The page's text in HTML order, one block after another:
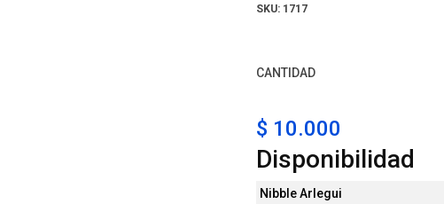
SKU: 1717
CANTIDAD
$ 10.000
Disponibilidad
Nibble Arlegui